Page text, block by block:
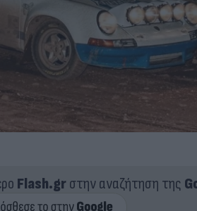
Flash.grστην αναζήτηση της